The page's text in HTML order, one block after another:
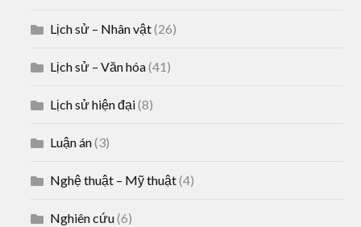
Lịch sử – Nhân vật(26)
Lịch sử – Văn hóa(41)
Lịch sử hiện đại(8)
Luận án(3)
Nghệ thuật – Mỹ thuật(4)
Nghiên cứu(6)